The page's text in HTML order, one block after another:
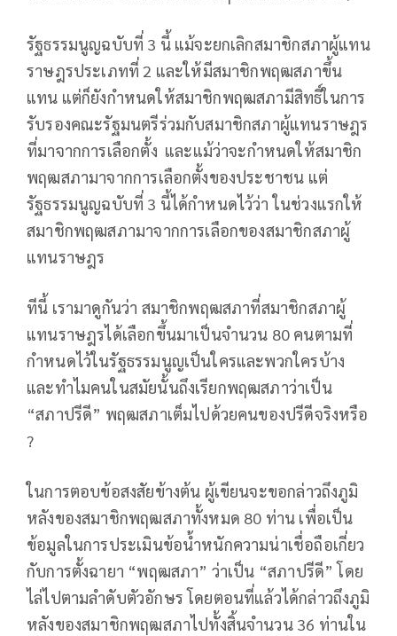
รัฐธรรมนูญฉบับที่ 3 นี้ แม้จะยกเลิกสมาชิกสภาผู้แทน
ราษฎรประเภทที่ 2 และให้มีสมาชิกพฤฒสภาขึ้น
แทน แต่ก็ยังกำหนดให้สมาชิกพฤฒสภามีสิทธิ์ในการ
รับรองคณะรัฐมนตรีร่วมกับสมาชิกสภาผู้แทนราษฎร
ที่มาจากการเลือกตั้ง และแม้ว่าจะกำหนดให้สมาชิก
พฤฒสภามาจากการเลือกตั้งของประชาชน แต่
รัฐธรรมนูญฉบับที่ 3 นี้ได้กำหนดไว้ว่า ในช่วงแรกให้
สมาชิกพฤฒสภามาจากการเลือกของสมาชิกสภาผู้
แทนราษฎร
ทีนี้ เรามาดูกันว่า สมาชิกพฤฒสภาที่สมาชิกสภาผู้
แทนราษฎรได้เลือกขึ้นมาเป็นจำนวน 80 คนตามที่
กำหนดไว้ในรัฐธรรมนูญเป็นใครและพวกใครบ้าง
และทำไมคนในสมัยนั้นถึงเรียกพฤฒสภาว่าเป็น
“สภาปรีดี” พฤฒสภาเต็มไปด้วยคนของปรีดีจริงหรือ
?
ในการตอบข้อสงสัยข้างต้น ผู้เขียนจะขอกล่าวถึงภูมิ
หลังของสมาชิกพฤฒสภาทั้งหมด 80 ท่าน เพื่อเป็น
ข้อมูลในการประเมินข้อน้ำหนักความน่าเชื่อถือเกี่ยว
กับการตั้งฉายา “พฤฒสภา” ว่าเป็น “สภาปรีดี” โดย
ไล่ไปตามลำดับตัวอักษร โดยตอนที่แล้วได้กล่าวถึงภูมิ
หลังของสมาชิกพฤฒสภาไปทั้งสิ้นจำนวน 36 ท่านใน